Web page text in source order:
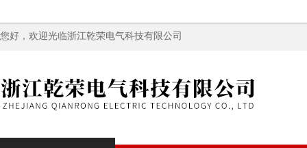
您好，欢迎光临浙江乾荣电气科技有限公司